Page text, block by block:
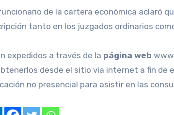
de la cartera económica aclaró
tanto en los juzgados ordinarios
expedidos a través de la página web
desde el sitio via internet a fin de
no presencial para asistir en las